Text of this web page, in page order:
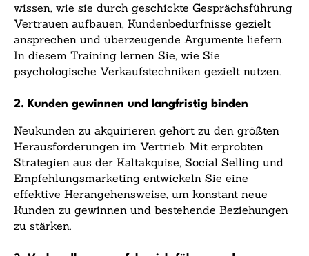
wissen, wie sie durch geschickte Gesprächsführung
Vertrauen aufbauen, Kundenbedürfnisse gezielt
ansprechen und überzeugende Argumente liefern.
In diesem Training lernen Sie, wie Sie
psychologische Verkaufstechniken gezielt nutzen.
2. Kunden gewinnen und langfristig binden
Neukunden zu akquirieren gehört zu den größten
Herausforderungen im Vertrieb. Mit erprobten
Strategien aus der Kaltakquise, Social Selling und
Empfehlungsmarketing entwickeln Sie eine
effektive Herangehensweise, um konstant neue
Kunden zu gewinnen und bestehende Beziehungen
zu stärken.